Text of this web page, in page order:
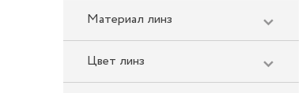
Материал линз
Цвет линз